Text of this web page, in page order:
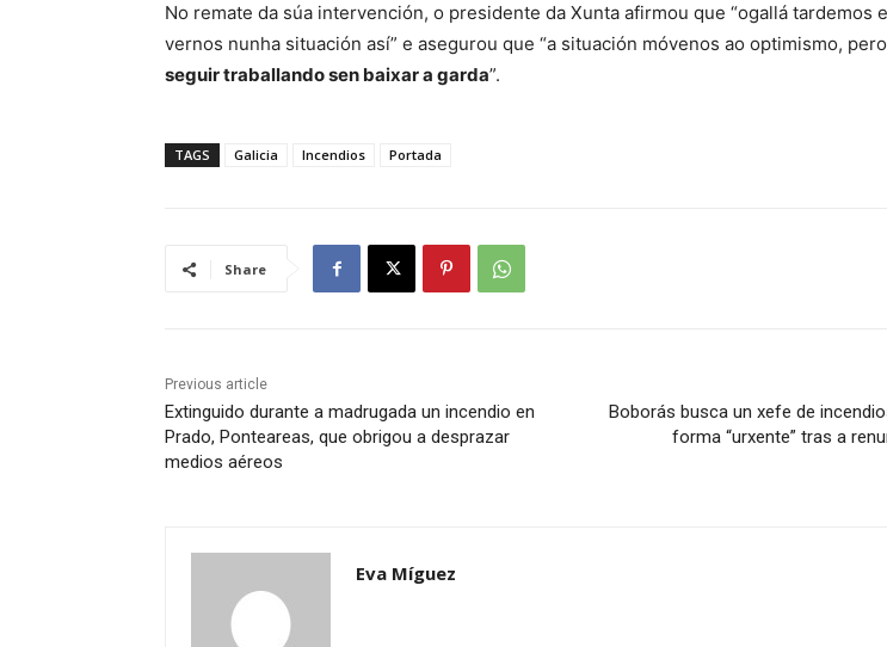
No remate da súa intervención, o presidente da Xunta afirmou que “ogallá tardemos
vernos nunha situación así” e asegurou que “a situación móvenos ao optimismo, pero
seguir traballando sen baixar a garda”.
TAGS Galicia Incendios Portada
Share
Previous article
Extinguido durante a madrugada un incendio en
Prado, Ponteareas, que obrigou a desprazar
medios aéreos
Boborás busca un xefe de
forma “urxente” tras a
Eva Míguez